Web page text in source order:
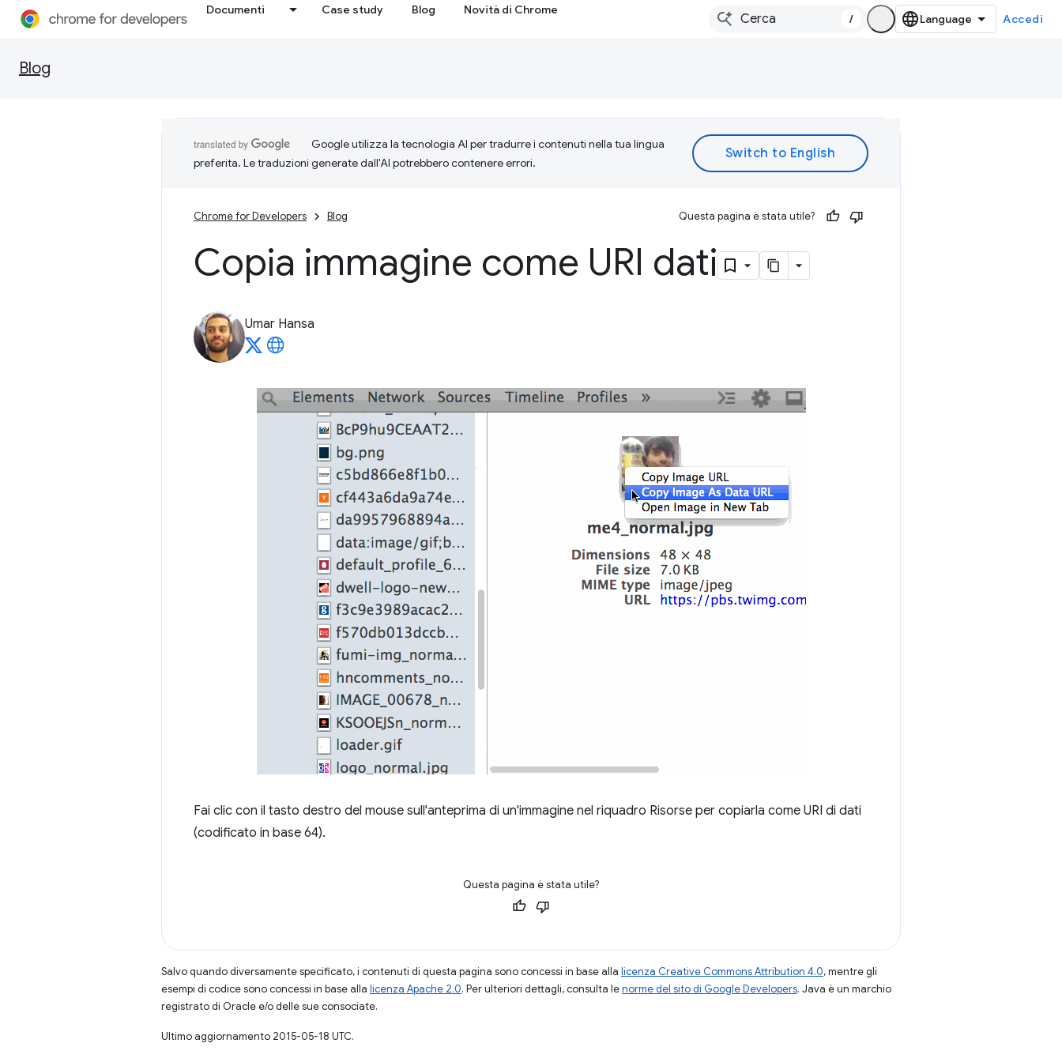
Documenti Case study Blog Novità di Chrome
/ Accedi
Blog
Google utilizza la tecnologia AI per tradurre i contenuti nella tua lingua
preferita. Le traduzioni generate dall'AI potrebbero contenere errori.
Chrome for Developers Blog Questa pagina è stata utile?
Copia immagine come URI dati
Umar Hansa
Fai clic con il tasto destro del mouse sull'anteprima di un'immagine nel riquadro Risorse per copiarla come URI di dati
(codificato in base 64).
Questa pagina è stata utile?
Salvo quando diversamente specificato, i contenuti di questa pagina sono concessi in base alla licenza Creative Commons Attribution 4.0, mentre gli
esempi di codice sono concessi in base alla licenza Apache 2.0. Per ulteriori dettagli, consulta lenorme del sito di Google Developers. Java è un marchio
registrato di Oracle e/o delle sue consociate.
Ultimo aggiornamento 2015-05-18 UTC.